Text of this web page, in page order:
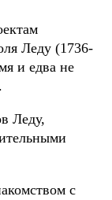
Леду (1736-
и едва не
Леду,
с